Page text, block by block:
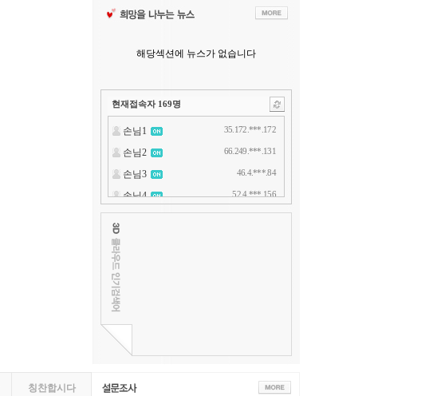
해당섹션에 뉴스가 없습니다
현재접속자 169명
칭찬합시다